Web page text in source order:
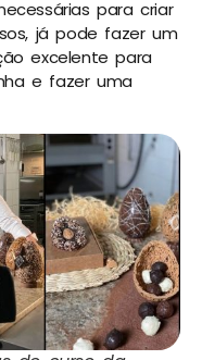
para criar
já pode fazer um
excelente para
e fazer uma